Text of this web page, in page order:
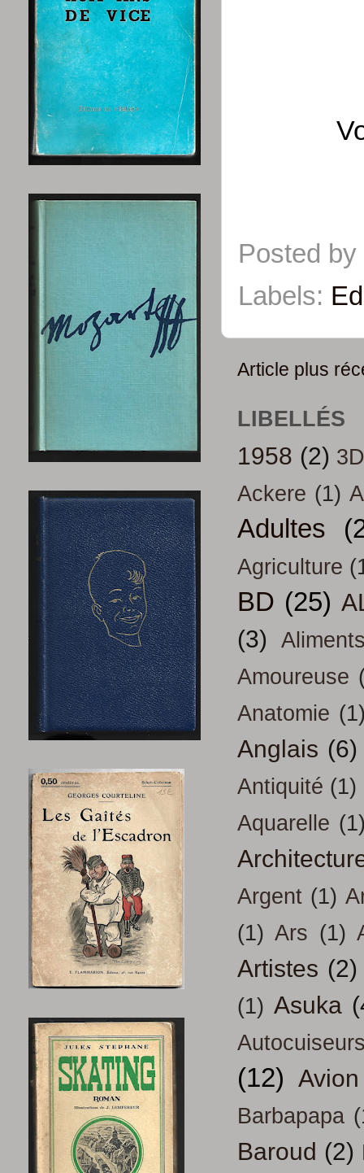
Posted by
Labels:
Article plus
LIBELLÉS
1958 (2)
Ackere (1)
Adultes
Agriculture
BD (25)
(3)
Amoureuse
Anatomie
Anglais (6)
Antiquité (1)
Aquarelle
Argent (1)
(1) Ars (1)
Artistes (2)
(1) Asuka
(12) Avion
Barbapapa
Baroud (2)